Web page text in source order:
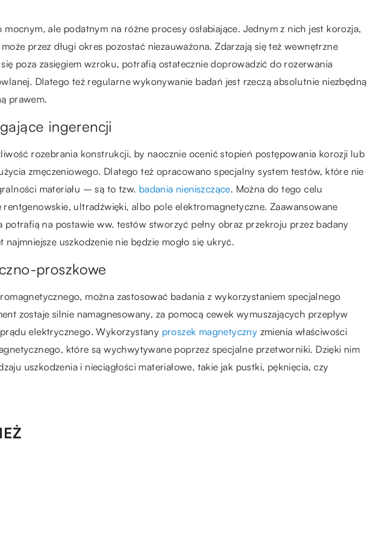
mocnym, ale podatnym na różne procesy osłabiające. Jednym z nich jest korozja,
przez długi okres pozostać niezauważona. Zdarzają się też wewnętrzne
poza zasięgiem wzroku, potrafią ostatecznie doprowadzić do rozerwania
Dlatego też regularne wykonywanie badań jest rzeczą absolutnie niezbędną
prawem.
ingerencji
rozebrania konstrukcji, by naocznie ocenić stopień postępowania korozji lub
zmęczeniowego. Dlatego też opracowano specjalny system testów, które nie
materiału – są to tzw. badania nieniszczące. Można do tego celu
ultradźwięki, albo pole elektromagnetyczne. Zaawansowane
potrafią na postawie ww. testów stworzyć pełny obraz przekroju przez badany
uszkodzenie nie będzie mogło się ukryć.
proszkowe
można zastosować badania z wykorzystaniem specjalnego
zostaje silnie namagnesowany, za pomocą cewek wymuszających przepływ
elektrycznego. Wykorzystany proszek magnetyczny zmienia właściwości
które są wychwytywane poprzez specjalne przetworniki. Dzięki nim
uszkodzenia i nieciągłości materiałowe, takie jak pustki, pęknięcia, czy